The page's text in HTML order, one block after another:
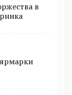
в